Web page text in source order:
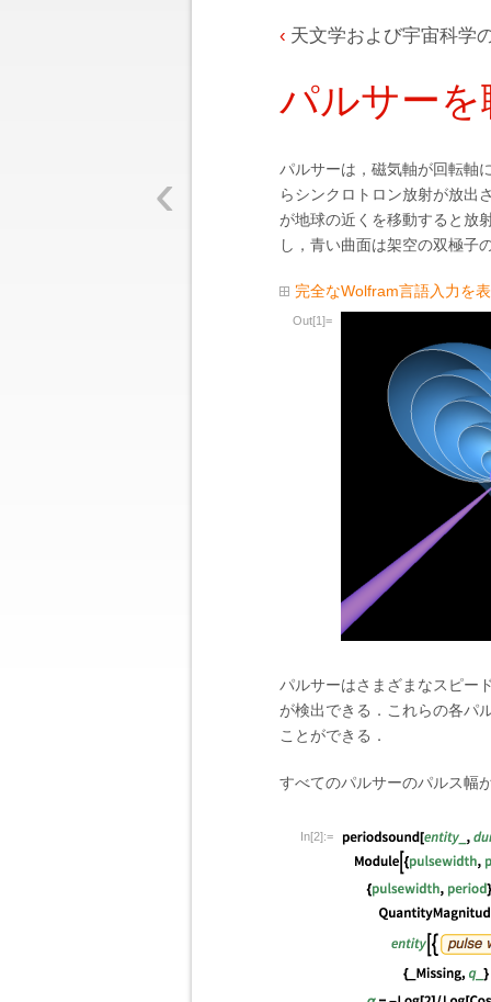
‹
天文学および宇宙科学
パルサーを
パルサーは，磁気軸が回転軸
らシンクロトロン放射が放出
が地球の近くを移動すると放
し，青い曲面は架空の双極子
完全なWolfram言語入力を
Out[1]=
パルサーはさまざまなスピー
が検出できる．これらの各パ
ことができる．
すべてのパルサーのパルス幅
In[2]:=